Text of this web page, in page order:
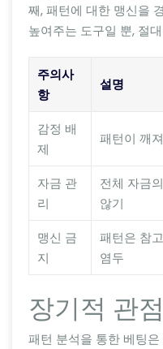
째, 패턴에 대한 맹신을
높여주는 도구일 뿐, 절
주의사
항
설명
감정 배
제
패턴이 깨
자금 관
리
전체 자금
않기
맹신 금
지
패턴은 참
염두
장기적 관
패턴 분석을 통한 베팅